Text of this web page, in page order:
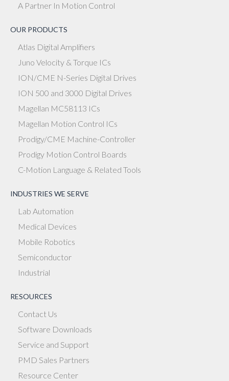
A Partner In Motion Control
OUR PRODUCTS
Atlas Digital Amplifiers
Juno Velocity & Torque ICs
ION/CME N-Series Digital Drives
ION 500 and 3000 Digital Drives
Magellan MC58113 ICs
Magellan Motion Control ICs
Prodigy/CME Machine-Controller
Prodigy Motion Control Boards
C-Motion Language & Related Tools
INDUSTRIES WE SERVE
Lab Automation
Medical Devices
Mobile Robotics
Semiconductor
Industrial
RESOURCES
Contact Us
Software Downloads
Service and Support
PMD Sales Partners
Resource Center